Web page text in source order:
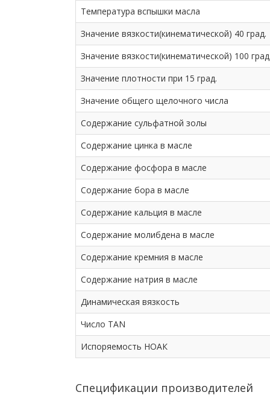
Температура вспышки масла
Значение вязкости(кинематической) 40 град.
Значение вязкости(кинематической) 100
Значение плотности при 15 град.
Значение общего щелочного числа
Содержание сульфатной золы
Содержание цинка в масле
Содержание фосфора в масле
Содержание бора в масле
Содержание кальция в масле
Содержание молибдена в масле
Содержание кремния в масле
Содержание натрия в масле
Динамическая вязкость
Число TAN
Испоряемость НОАК
Спецификации производителей